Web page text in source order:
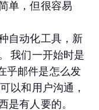
单，但很容易
自动化工具，新
我们一开始时是
乎邮件是怎么发
以和用户沟通，
是有人要的。